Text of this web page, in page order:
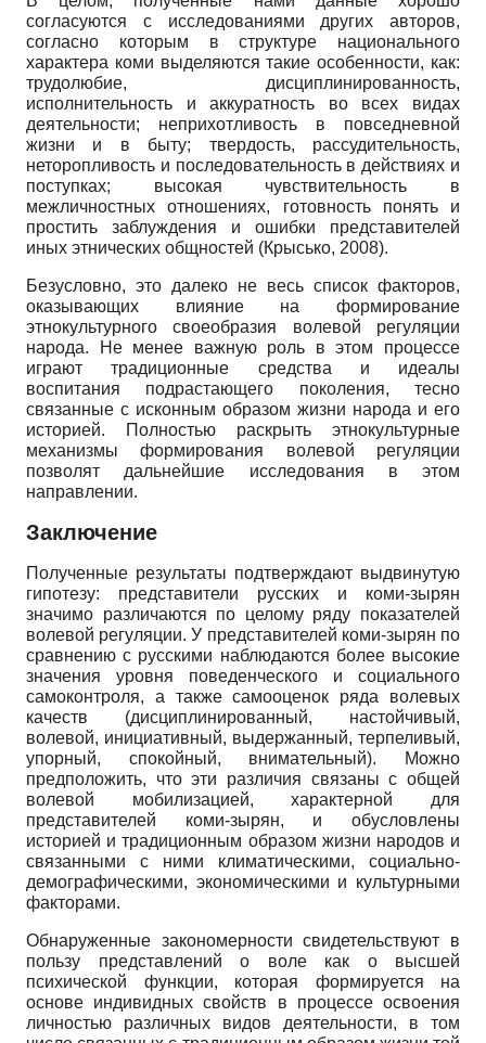
согласуются с исследованиями других авторов,
согласно которым в структуре национального
характера коми выделяются такие особенности, как:
трудолюбие, дисциплинированность,
исполнительность и аккуратность во всех видах
деятельности; неприхотливость в повседневной
жизни и в быту; твердость, рассудительность,
неторопливость и последовательность в действиях и
поступках; высокая чувствительность в
межличностных отношениях, готовность понять и
простить заблуждения и ошибки представителей
иных этнических общностей (Крысько, 2008).
Безусловно, это далеко не весь список факторов,
оказывающих влияние на формирование
этнокультурного своеобразия волевой регуляции
народа. Не менее важную роль в этом процессе
играют традиционные средства и идеалы
воспитания подрастающего поколения, тесно
связанные с исконным образом жизни народа и его
историей. Полностью раскрыть этнокультурные
механизмы формирования волевой регуляции
позволят дальнейшие исследования в этом
направлении.
Заключение
Полученные результаты подтверждают выдвинутую
гипотезу: представители русских и коми-зырян
значимо различаются по целому ряду показателей
волевой регуляции. У представителей коми-зырян по
сравнению с русскими наблюдаются более высокие
значения уровня поведенческого и социального
самоконтроля, а также самооценок ряда волевых
качеств (дисциплинированный, настойчивый,
волевой, инициативный, выдержанный, терпеливый,
упорный, спокойный, внимательный). Можно
предположить, что эти различия связаны с общей
волевой мобилизацией, характерной для
представителей коми-зырян, и обусловлены
историей и традиционным образом жизни народов и
связанными с ними климатическими, социально-
демографическими, экономическими и культурными
факторами.
Обнаруженные закономерности свидетельствуют в
пользу представлений о воле как о высшей
психической функции, которая формируется на
основе индивидных свойств в процессе освоения
личностью различных видов деятельности, в том